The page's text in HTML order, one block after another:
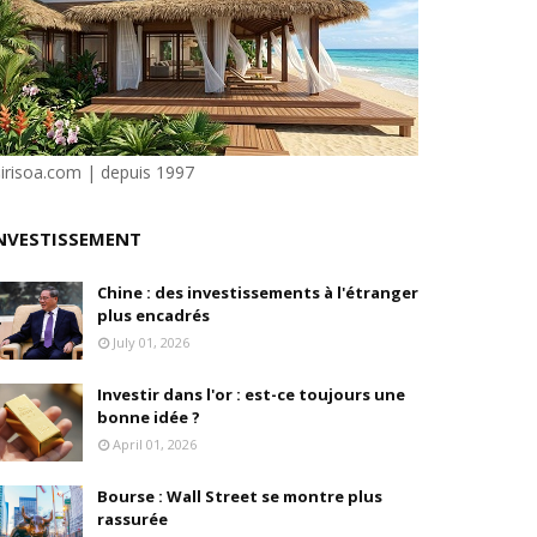
et la désirabilité
| depuis 1997
Chine : des investissements à l'étranger
plus encadrés
July 01, 2026
Investir dans l'or : est-ce toujours une
bonne idée ?
April 01, 2026
Bourse : Wall Street se montre plus
rassurée